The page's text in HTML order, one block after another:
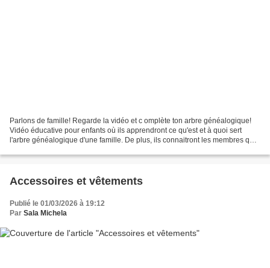
Parlons de famille! Regarde la vidéo et c omplète ton arbre généalogique!
Vidéo éducative pour enfants où ils apprendront ce qu'est et à quoi sert
l'arbre généalogique d'une famille. De plus, ils connaitront les membres qui
Accessoires et vêtements
Publié le 01/03/2026 à 19:12
Par Sala Michela